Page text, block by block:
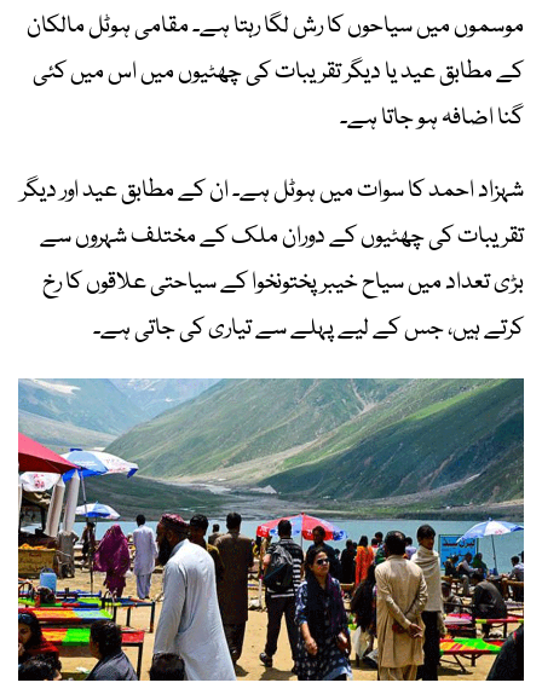
موسموں میں سیاحوں کا رش لگا رہتا ہے۔ مقامی ہوٹل مالکان
کے مطابق عید یا دیگر تقریبات کی چھٹیوں میں اس میں کئی
گنا اضافہ ہو جاتا ہے۔
شہزاد احمد کا سوات میں ہوٹل ہے۔ ان کے مطابق عید اور دیگر
تقریبات کی چھٹیوں کے دوران ملک کے مختلف شہروں سے
بڑی تعداد میں سیاح خیبر پختونخوا کے سیاحتی علاقوں کا رخ
کرتے ہیں، جس کے لیے پہلے سے تیاری کی جاتی ہے۔